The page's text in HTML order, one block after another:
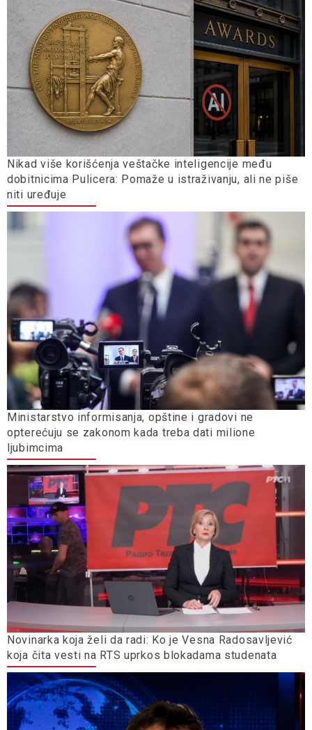
Nikad više korišćenja veštačke inteligencije među
dobitnicima Pulicera: Pomaže u istraživanju, ali ne piše
niti uređuje
Ministarstvo informisanja, opštine i gradovi ne
opterećuju se zakonom kada treba dati milione
ljubimcima
Novinarka koja želi da radi: Ko je Vesna Radosavljević
koja čita vesti na RTS uprkos blokadama studenata